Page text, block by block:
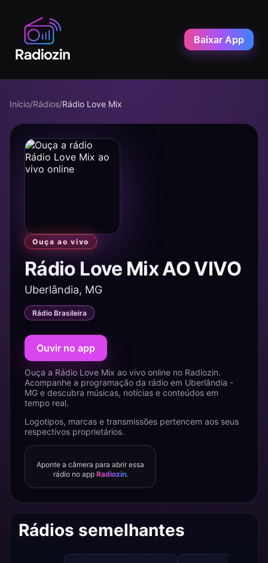
Baixar App
Início/Rádios/Rádio Love Mix
Ouça ao vivo
Rádio Love Mix AO VIVO
Uberlândia, MG
Rádio Brasileira
Ouvir no app
Ouça a Rádio Love Mix ao vivo online no Radiozin.
Acompanhe a programação da rádio em Uberlândia -
MG e descubra músicas, notícias e conteúdos em
tempo real.
Logotipos, marcas e transmissões pertencem aos seus
respectivos proprietários.
Aponte a câmera para abrir essa
rádio no app Radiozin.
Rádios semelhantes